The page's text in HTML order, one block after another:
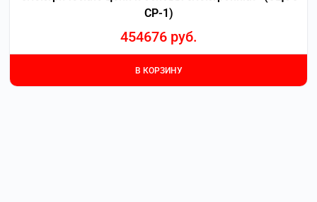
СР-1)
454676 руб.
В КОРЗИНУ